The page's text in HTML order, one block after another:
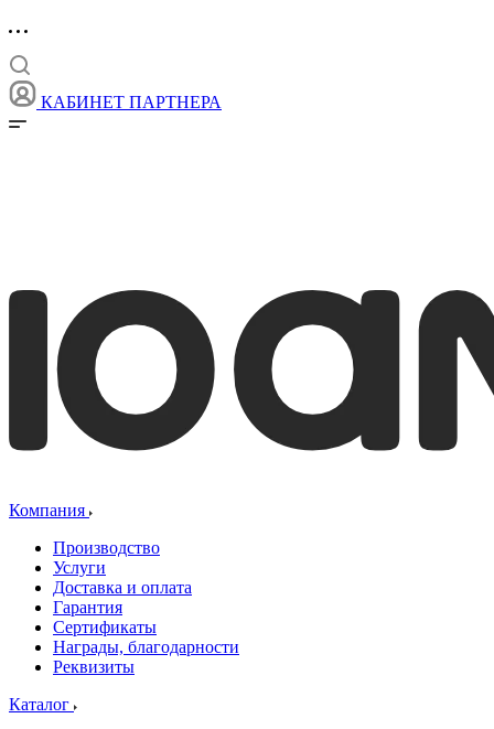
КАБИНЕТ ПАРТНЕРА
Компания
Производство
Услуги
Доставка и оплата
Гарантия
Сертификаты
Награды, благодарности
Реквизиты
Каталог